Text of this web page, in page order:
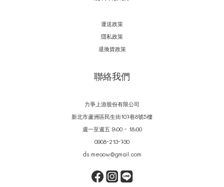
運送政策
隱私政策
退換貨政策
聯絡我們
力爭上游股份有限公司
新北市蘆洲區民生街107巷8號5樓
週一至週五 9:00 - 18:00
0908-213-730
ds.meoow@gmail.com